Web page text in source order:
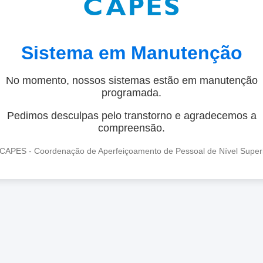
Sistema em Manutenção
No momento, nossos sistemas estão em manutenção
programada.
Pedimos desculpas pelo transtorno e agradecemos a
compreensão.
- Coordenação de Aperfeiçoamento de Pessoal de Nível